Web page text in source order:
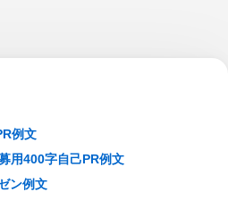
例文
用400字自己PR例文
ン例文